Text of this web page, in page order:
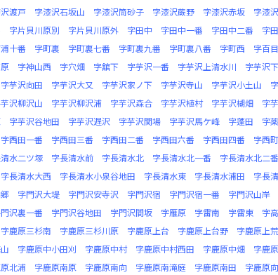
渡戸 字漆沢石坂山 字漆沢筒砂子 字漆沢蕨野 字漆沢赤坂 字漆
字片貝川原別 字片貝川原外 字田中 字田中一番 字田中二番 字
十番 字町裏 字町裏七番 字町裏九番 字町裏八番 字町西 字百
字神山西 字穴畑 字舘下 字芋沢一番 字芋沢上清水川 字芋沢
字芋沢向田 字芋沢大又 字芋沢家ノ下 字芋沢寺山 字芋沢小土山
沢柳沢山 字芋沢柳沢浦 字芋沢森合 字芋沢植村 字芋沢楜畑 字
字芋沢谷地田 字芋沢遅沢 字芋沢関場 字芋沢馬ケ峰 字蓬田 字
字西田一番 字西田三番 字西田二番 字西田六番 字西田四番 字西町
水二ツ塚 字長清水前 字長清水北 字長清水北一番 字長清水北二番
字長清水大西 字長清水小泉谷地田 字長清水東 字長清水浦田 字長
字門沢大堤 字門沢安寺沢 字門沢宿 字門沢宿一番 字門沢山岸
沢裏一番 字門沢谷地田 字門沢間坂 字雁原 字雷南 字雷東 字
字鹿原三杉南 字鹿原三杉川原 字鹿原上台 字鹿原上台野 字鹿原上
字鹿原中小田刈 字鹿原中村 字鹿原中村西田 字鹿原中畑 字鹿
北浦 字鹿原南原 字鹿原南向 字鹿原南滝庭 字鹿原南田 字鹿原